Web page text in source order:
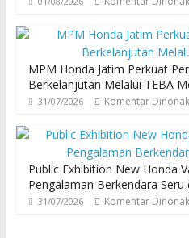
MPM Honda Jatim Perkuat
Berkelanjutan Melalui TEBA
31/07/2026 Komentar
Public Exhibition New Honda
Pengalaman Berkendara Seru
31/07/2026 Komentar